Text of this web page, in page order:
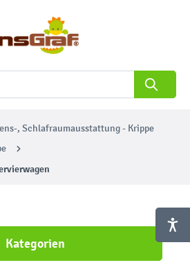
, Schlafraumausstattung - Krippe
Kategorien